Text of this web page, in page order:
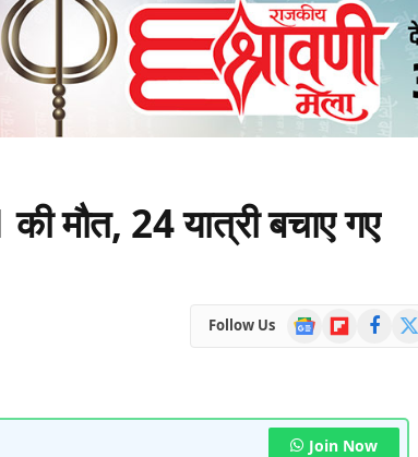
मौत, 24 यात्री बचाए गए
Follow Us
Google
News
FlipboardFacebook
Join Now